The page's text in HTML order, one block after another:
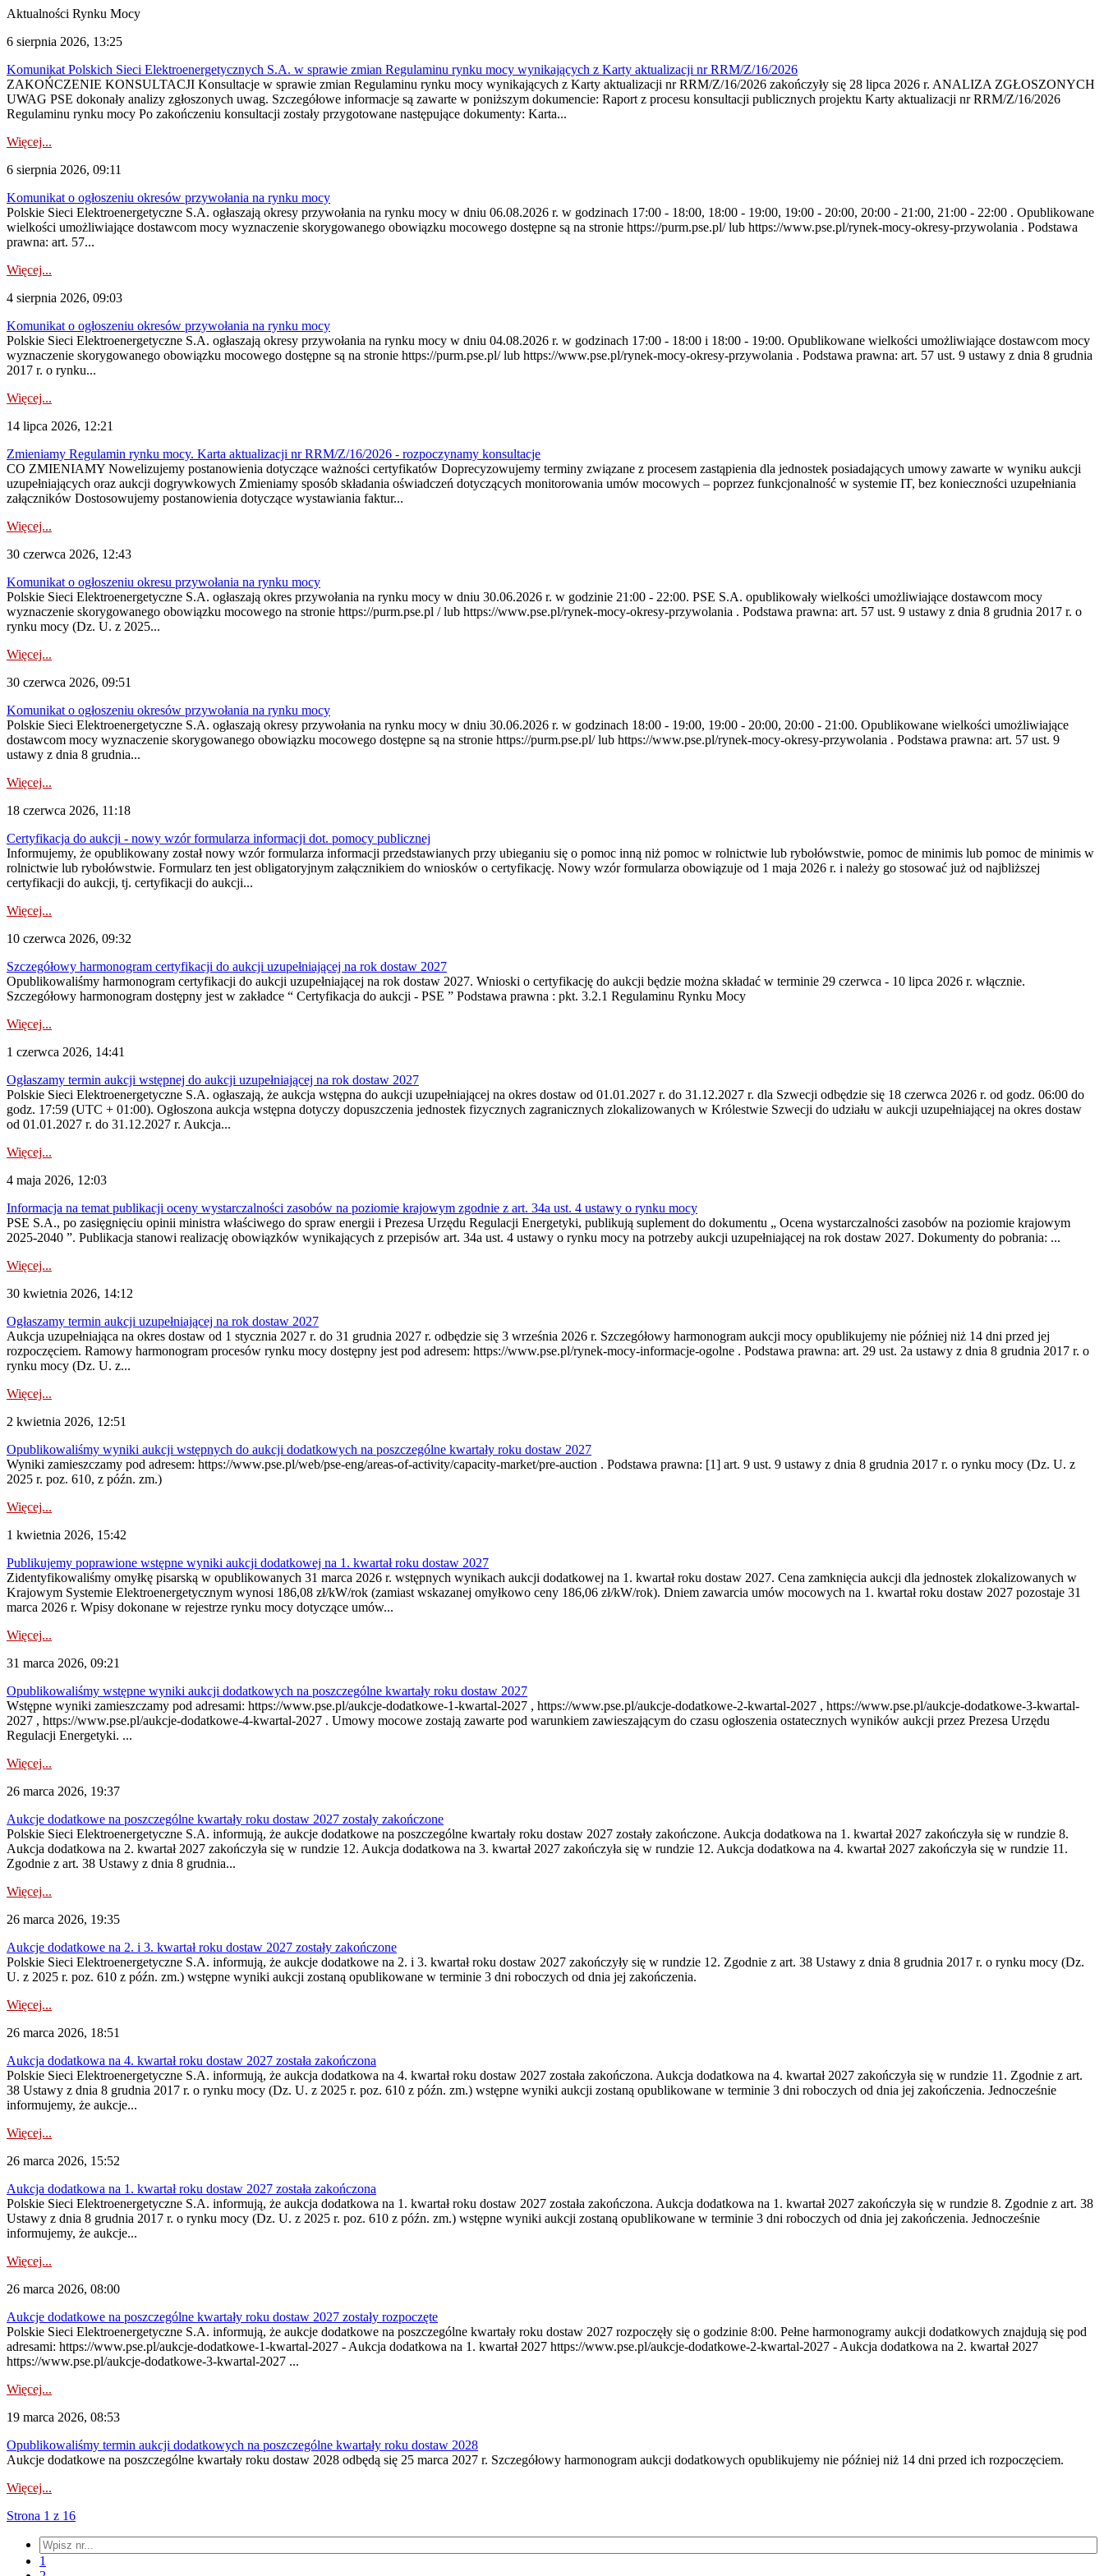
Aktualności Rynku Mocy
6 sierpnia 2026, 13:25
Komunikat Polskich Sieci Elektroenergetycznych S.A. w sprawie zmian Regulaminu rynku mocy wynikających z Karty aktualizacji nr RRM/Z/16/2026
ZAKOŃCZENIE KONSULTACJI Konsultacje w sprawie zmian Regulaminu rynku mocy wynikających z Karty aktualizacji nr RRM/Z/16/2026 zakończyły się 28 lipca 2026 r. ANALIZA ZGŁOSZONYCH
UWAG PSE dokonały analizy zgłoszonych uwag. Szczegółowe informacje są zawarte w poniższym dokumencie: Raport z procesu konsultacji publicznych projektu Karty aktualizacji nr RRM/Z/16/2026
Regulaminu rynku mocy Po zakończeniu konsultacji zostały przygotowane następujące dokumenty: Karta...
Więcej...
6 sierpnia 2026, 09:11
Komunikat o ogłoszeniu okresów przywołania na rynku mocy
Polskie Sieci Elektroenergetyczne S.A. ogłaszają okresy przywołania na rynku mocy w dniu 06.08.2026 r. w godzinach 17:00 - 18:00, 18:00 - 19:00, 19:00 - 20:00, 20:00 - 21:00, 21:00 - 22:00 . Opublikowane
wielkości umożliwiające dostawcom mocy wyznaczenie skorygowanego obowiązku mocowego dostępne są na stronie https://purm.pse.pl/ lub https://www.pse.pl/rynek-mocy-okresy-przywolania . Podstawa
prawna: art. 57...
Więcej...
4 sierpnia 2026, 09:03
Komunikat o ogłoszeniu okresów przywołania na rynku mocy
Polskie Sieci Elektroenergetyczne S.A. ogłaszają okresy przywołania na rynku mocy w dniu 04.08.2026 r. w godzinach 17:00 - 18:00 i 18:00 - 19:00. Opublikowane wielkości umożliwiające dostawcom mocy
wyznaczenie skorygowanego obowiązku mocowego dostępne są na stronie https://purm.pse.pl/ lub https://www.pse.pl/rynek-mocy-okresy-przywolania . Podstawa prawna: art. 57 ust. 9 ustawy z dnia 8 grudnia
2017 r. o rynku...
Więcej...
14 lipca 2026, 12:21
Zmieniamy Regulamin rynku mocy. Karta aktualizacji nr RRM/Z/16/2026 - rozpoczynamy konsultacje
CO ZMIENIAMY Nowelizujemy postanowienia dotyczące ważności certyfikatów Doprecyzowujemy terminy związane z procesem zastąpienia dla jednostek posiadających umowy zawarte w wyniku aukcji
uzupełniających oraz aukcji dogrywkowych Zmieniamy sposób składania oświadczeń dotyczących monitorowania umów mocowych – poprzez funkcjonalność w systemie IT, bez konieczności uzupełniania
załączników Dostosowujemy postanowienia dotyczące wystawiania faktur...
Więcej...
30 czerwca 2026, 12:43
Komunikat o ogłoszeniu okresu przywołania na rynku mocy
Polskie Sieci Elektroenergetyczne S.A. ogłaszają okres przywołania na rynku mocy w dniu 30.06.2026 r. w godzinie 21:00 - 22:00. PSE S.A. opublikowały wielkości umożliwiające dostawcom mocy
wyznaczenie skorygowanego obowiązku mocowego na stronie https://purm.pse.pl / lub https://www.pse.pl/rynek-mocy-okresy-przywolania . Podstawa prawna: art. 57 ust. 9 ustawy z dnia 8 grudnia 2017 r. o
rynku mocy (Dz. U. z 2025...
Więcej...
30 czerwca 2026, 09:51
Komunikat o ogłoszeniu okresów przywołania na rynku mocy
Polskie Sieci Elektroenergetyczne S.A. ogłaszają okresy przywołania na rynku mocy w dniu 30.06.2026 r. w godzinach 18:00 - 19:00, 19:00 - 20:00, 20:00 - 21:00. Opublikowane wielkości umożliwiające
dostawcom mocy wyznaczenie skorygowanego obowiązku mocowego dostępne są na stronie https://purm.pse.pl/ lub https://www.pse.pl/rynek-mocy-okresy-przywolania . Podstawa prawna: art. 57 ust. 9
ustawy z dnia 8 grudnia...
Więcej...
18 czerwca 2026, 11:18
Certyfikacja do aukcji - nowy wzór formularza informacji dot. pomocy publicznej
Informujemy, że opublikowany został nowy wzór formularza informacji przedstawianych przy ubieganiu się o pomoc inną niż pomoc w rolnictwie lub rybołówstwie, pomoc de minimis lub pomoc de minimis w
rolnictwie lub rybołówstwie. Formularz ten jest obligatoryjnym załącznikiem do wniosków o certyfikację. Nowy wzór formularza obowiązuje od 1 maja 2026 r. i należy go stosować już od najbliższej
certyfikacji do aukcji, tj. certyfikacji do aukcji...
Więcej...
10 czerwca 2026, 09:32
Szczegółowy harmonogram certyfikacji do aukcji uzupełniającej na rok dostaw 2027
Opublikowaliśmy harmonogram certyfikacji do aukcji uzupełniającej na rok dostaw 2027. Wnioski o certyfikację do aukcji będzie można składać w terminie 29 czerwca - 10 lipca 2026 r. włącznie.
Szczegółowy harmonogram dostępny jest w zakładce “ Certyfikacja do aukcji - PSE ” Podstawa prawna : pkt. 3.2.1 Regulaminu Rynku Mocy
Więcej...
1 czerwca 2026, 14:41
Ogłaszamy termin aukcji wstępnej do aukcji uzupełniającej na rok dostaw 2027
Polskie Sieci Elektroenergetyczne S.A. ogłaszają, że aukcja wstępna do aukcji uzupełniającej na okres dostaw od 01.01.2027 r. do 31.12.2027 r. dla Szwecji odbędzie się 18 czerwca 2026 r. od godz. 06:00 do
godz. 17:59 (UTC + 01:00). Ogłoszona aukcja wstępna dotyczy dopuszczenia jednostek fizycznych zagranicznych zlokalizowanych w Królestwie Szwecji do udziału w aukcji uzupełniającej na okres dostaw
od 01.01.2027 r. do 31.12.2027 r. Aukcja...
Więcej...
4 maja 2026, 12:03
Informacja na temat publikacji oceny wystarczalności zasobów na poziomie krajowym zgodnie z art. 34a ust. 4 ustawy o rynku mocy
PSE S.A., po zasięgnięciu opinii ministra właściwego do spraw energii i Prezesa Urzędu Regulacji Energetyki, publikują suplement do dokumentu „ Ocena wystarczalności zasobów na poziomie krajowym
2025-2040 ”. Publikacja stanowi realizację obowiązków wynikających z przepisów art. 34a ust. 4 ustawy o rynku mocy na potrzeby aukcji uzupełniającej na rok dostaw 2027. Dokumenty do pobrania: ...
Więcej...
30 kwietnia 2026, 14:12
Ogłaszamy termin aukcji uzupełniającej na rok dostaw 2027
Aukcja uzupełniająca na okres dostaw od 1 stycznia 2027 r. do 31 grudnia 2027 r. odbędzie się 3 września 2026 r. Szczegółowy harmonogram aukcji mocy opublikujemy nie później niż 14 dni przed jej
rozpoczęciem. Ramowy harmonogram procesów rynku mocy dostępny jest pod adresem: https://www.pse.pl/rynek-mocy-informacje-ogolne . Podstawa prawna: art. 29 ust. 2a ustawy z dnia 8 grudnia 2017 r. o
rynku mocy (Dz. U. z...
Więcej...
2 kwietnia 2026, 12:51
Opublikowaliśmy wyniki aukcji wstępnych do aukcji dodatkowych na poszczególne kwartały roku dostaw 2027
Wyniki zamieszczamy pod adresem: https://www.pse.pl/web/pse-eng/areas-of-activity/capacity-market/pre-auction . Podstawa prawna: [1] art. 9 ust. 9 ustawy z dnia 8 grudnia 2017 r. o rynku mocy (Dz. U. z
2025 r. poz. 610, z późn. zm.)
Więcej...
1 kwietnia 2026, 15:42
Publikujemy poprawione wstępne wyniki aukcji dodatkowej na 1. kwartał roku dostaw 2027
Zidentyfikowaliśmy omyłkę pisarską w opublikowanych 31 marca 2026 r. wstępnych wynikach aukcji dodatkowej na 1. kwartał roku dostaw 2027. Cena zamknięcia aukcji dla jednostek zlokalizowanych w
Krajowym Systemie Elektroenergetycznym wynosi 186,08 zł/kW/rok (zamiast wskazanej omyłkowo ceny 186,06 zł/kW/rok). Dniem zawarcia umów mocowych na 1. kwartał roku dostaw 2027 pozostaje 31
marca 2026 r. Wpisy dokonane w rejestrze rynku mocy dotyczące umów...
Więcej...
31 marca 2026, 09:21
Opublikowaliśmy wstępne wyniki aukcji dodatkowych na poszczególne kwartały roku dostaw 2027
Wstępne wyniki zamieszczamy pod adresami: https://www.pse.pl/aukcje-dodatkowe-1-kwartal-2027 , https://www.pse.pl/aukcje-dodatkowe-2-kwartal-2027 , https://www.pse.pl/aukcje-dodatkowe-3-kwartal-
2027 , https://www.pse.pl/aukcje-dodatkowe-4-kwartal-2027 . Umowy mocowe zostają zawarte pod warunkiem zawieszającym do czasu ogłoszenia ostatecznych wyników aukcji przez Prezesa Urzędu
Regulacji Energetyki. ...
Więcej...
26 marca 2026, 19:37
Aukcje dodatkowe na poszczególne kwartały roku dostaw 2027 zostały zakończone
Polskie Sieci Elektroenergetyczne S.A. informują, że aukcje dodatkowe na poszczególne kwartały roku dostaw 2027 zostały zakończone. Aukcja dodatkowa na 1. kwartał 2027 zakończyła się w rundzie 8.
Aukcja dodatkowa na 2. kwartał 2027 zakończyła się w rundzie 12. Aukcja dodatkowa na 3. kwartał 2027 zakończyła się w rundzie 12. Aukcja dodatkowa na 4. kwartał 2027 zakończyła się w rundzie 11.
Zgodnie z art. 38 Ustawy z dnia 8 grudnia...
Więcej...
26 marca 2026, 19:35
Aukcje dodatkowe na 2. i 3. kwartał roku dostaw 2027 zostały zakończone
Polskie Sieci Elektroenergetyczne S.A. informują, że aukcje dodatkowe na 2. i 3. kwartał roku dostaw 2027 zakończyły się w rundzie 12. Zgodnie z art. 38 Ustawy z dnia 8 grudnia 2017 r. o rynku mocy (Dz.
U. z 2025 r. poz. 610 z późn. zm.) wstępne wyniki aukcji zostaną opublikowane w terminie 3 dni roboczych od dnia jej zakończenia.
Więcej...
26 marca 2026, 18:51
Aukcja dodatkowa na 4. kwartał roku dostaw 2027 została zakończona
Polskie Sieci Elektroenergetyczne S.A. informują, że aukcja dodatkowa na 4. kwartał roku dostaw 2027 została zakończona. Aukcja dodatkowa na 4. kwartał 2027 zakończyła się w rundzie 11. Zgodnie z art.
38 Ustawy z dnia 8 grudnia 2017 r. o rynku mocy (Dz. U. z 2025 r. poz. 610 z późn. zm.) wstępne wyniki aukcji zostaną opublikowane w terminie 3 dni roboczych od dnia jej zakończenia. Jednocześnie
informujemy, że aukcje...
Więcej...
26 marca 2026, 15:52
Aukcja dodatkowa na 1. kwartał roku dostaw 2027 została zakończona
Polskie Sieci Elektroenergetyczne S.A. informują, że aukcja dodatkowa na 1. kwartał roku dostaw 2027 została zakończona. Aukcja dodatkowa na 1. kwartał 2027 zakończyła się w rundzie 8. Zgodnie z art. 38
Ustawy z dnia 8 grudnia 2017 r. o rynku mocy (Dz. U. z 2025 r. poz. 610 z późn. zm.) wstępne wyniki aukcji zostaną opublikowane w terminie 3 dni roboczych od dnia jej zakończenia. Jednocześnie
informujemy, że aukcje...
Więcej...
26 marca 2026, 08:00
Aukcje dodatkowe na poszczególne kwartały roku dostaw 2027 zostały rozpoczęte
Polskie Sieci Elektroenergetyczne S.A. informują, że aukcje dodatkowe na poszczególne kwartały roku dostaw 2027 rozpoczęły się o godzinie 8:00. Pełne harmonogramy aukcji dodatkowych znajdują się pod
adresami: https://www.pse.pl/aukcje-dodatkowe-1-kwartal-2027 - Aukcja dodatkowa na 1. kwartał 2027 https://www.pse.pl/aukcje-dodatkowe-2-kwartal-2027 - Aukcja dodatkowa na 2. kwartał 2027
https://www.pse.pl/aukcje-dodatkowe-3-kwartal-2027 ...
Więcej...
19 marca 2026, 08:53
Opublikowaliśmy termin aukcji dodatkowych na poszczególne kwartały roku dostaw 2028
Aukcje dodatkowe na poszczególne kwartały roku dostaw 2028 odbędą się 25 marca 2027 r. Szczegółowy harmonogram aukcji dodatkowych opublikujemy nie później niż 14 dni przed ich rozpoczęciem.
Więcej...
Strona 1 z 16
1